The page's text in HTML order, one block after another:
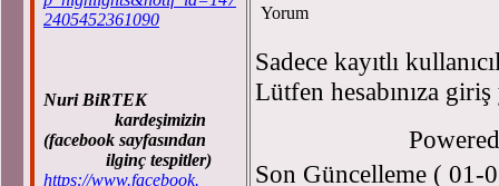
2405452361090
Nuri BiRTEK
kardeşimizin
(facebook sayfasından
ilginç tespitler)
https://www.facebook.
Yorum
Sadece kayıtlı
Lütfen hesabınıza
Son Güncelleme ( 01-